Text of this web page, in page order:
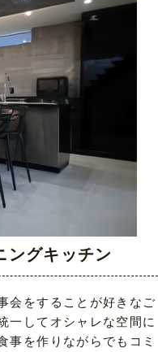
グキッチン
会をすることが好きなご
一してオシャレな空間に
事を作りながらでもコミ